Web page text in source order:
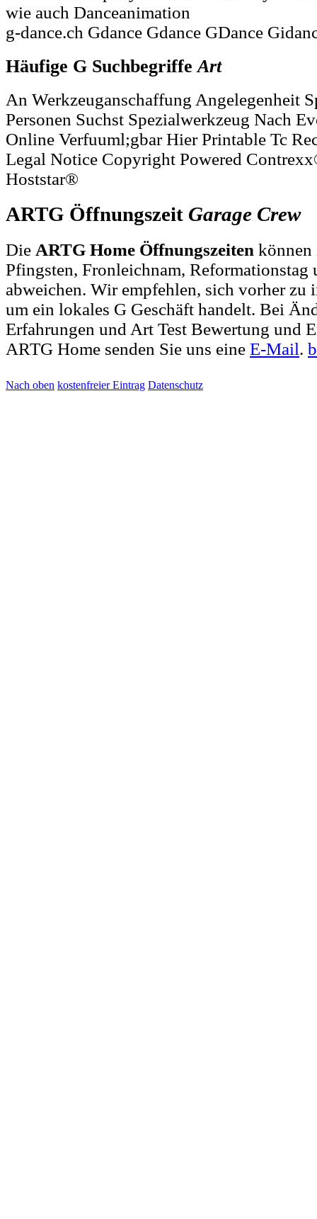
wie auch Danceanimation
g-dance.ch Gdance Gdance GDance
Häufige G SuchbegriffeArt
An Werkzeuganschaffung Angelegenheit
Personen Suchst Spezialwerkzeug Nach
Online Verfuuml;gbar Hier Printable Tc
Legal Notice Copyright Powered
Hoststar®
ARTG Öffnungszeit Garage Crew
Die ARTG Home Öffnungszeiten können
Pfingsten, Fronleichnam,
abweichen. Wir empfehlen, sich vorher zu
um ein lokales G Geschäft handelt. Bei
Erfahrungen und Art Test Bewertung und
ARTG Home senden Sie uns eine E-Mail. b
Nach oben kostenfreier Eintrag Datenschutz